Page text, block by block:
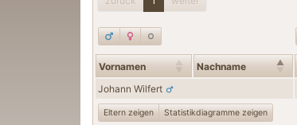
Vornamen Nachname
JohannWilfert
Eltern zeigen Statistikdiagramme zeigen